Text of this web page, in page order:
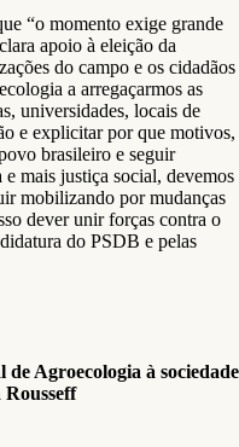
“o momento exige grande
apoio à eleição da
do campo e os cidadãos
a arregaçarmos as
universidades, locais de
e explicitar por que motivos,
brasileiro e seguir
mais justiça social, devemos
mobilizando por mudanças
dever unir forças contra o
do PSDB e pelas
Agroecologia à sociedade
Rousseff